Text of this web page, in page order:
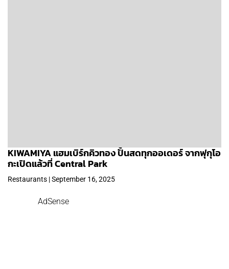
KIWAMIYA แฮมเบิร์กคิวทอง ปั้นสดทุกออเดอร์ จากฟุกุโอ
กะเปิดแล้วที่ Central Park
Restaurants | September 16, 2025
AdSense